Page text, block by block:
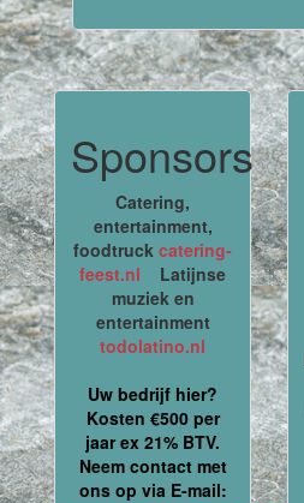
Sponsors
Catering,
entertainment,
foodtruck catering-
feest.nl Latijnse
muziek en
entertainment
todolatino.nl
Uw bedrijf hier?
Kosten €500 per
jaar ex 21% BTV.
Neem contact met
ons op via E-mail: